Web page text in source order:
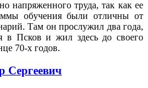
напряженного труда, так как ее
обучения были отличны от
Там он прослужил два года,
в Псков и жил здесь до своего
70-х годов.
Сергеевич